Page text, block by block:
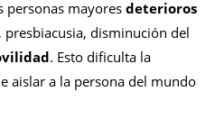
personas mayores deterioros
presbiacusia, disminución del
. Esto dificulta la
aislar a la persona del mundo